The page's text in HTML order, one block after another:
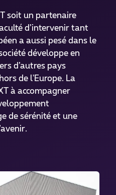
soit un partenaire
d’intervenir tant
a aussi pesé dans le
développe en
d’autres pays
de l'Europe. La
à accompagner
de sérénité et une